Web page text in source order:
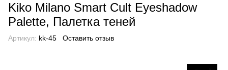
Kiko Milano Smart Cult Eyeshadow
Palette, Палетка теней
Артикул: kk-45 Оставить отзыв